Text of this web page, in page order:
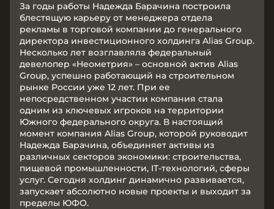
За годы работы Надежда Барачина построила
блестящую карьеру от менеджера отдела
рекламы в торговой компании до генерального
директора инвестиционного холдинга Alias Group.
Несколько лет возглавляла федеральный
девелопер «Неометрия» – основной актив Alias
Group, успешно работающий на строительном
рынке России уже 12 лет. При ее
непосредственном участии компания стала
одним из ключевых игроков на территории
Южного федерального округа. В настоящий
момент компания Alias Group, которой руководит
Надежда Барачина, объединяет активы из
различных секторов экономики: строительства,
пищевой промышленности, IT-технологий, сферы
услуг. Сегодня холдинг динамично развивается,
запускает абсолютно новые проекты и выходит за
пределы ЮФО.